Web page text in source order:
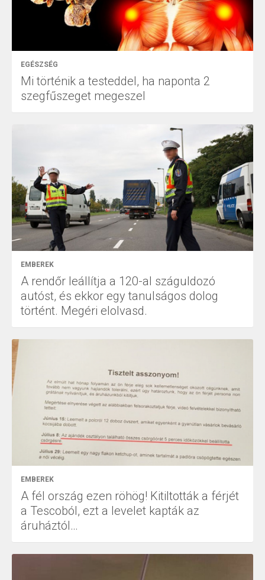
EGÉSZSÉG
Mi történik a testeddel, ha naponta 2
szegfűszeget megeszel
EMBEREK
A rendőr leállítja a 120-al száguldozó
autóst, és ekkor egy tanulságos dolog
történt. Megéri elolvasd.
EMBEREK
A fél ország ezen röhög! Kitiltották a férjét
a Tescoból, ezt a levelet kapták az
áruháztól…